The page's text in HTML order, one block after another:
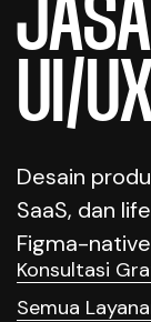
UI/
Desain
SaaS, dan
Figma-
Konsultasi
Semua